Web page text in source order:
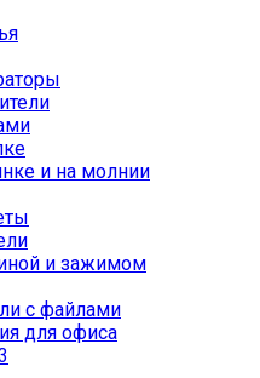
и на молнии
и зажимом
с файлами
для офиса